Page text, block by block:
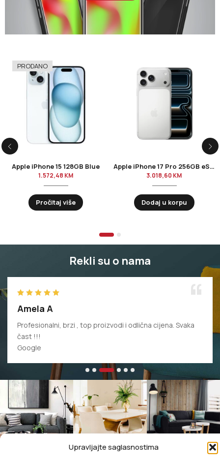
Upravljajte saglasnostima
PRODANO
Apple iPhone 15 128GB Blue
1.572,48 KM
Pročitaj više
Apple iPhone 17 Pro 256GB eSim Silver
3.018,60 KM
Dodaj u korpu
Rekli su o nama
Amela A
Profesionalni, brzi , top proizvodi i odlična cijena. Svaka
čast !!!
Google